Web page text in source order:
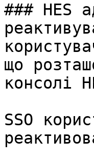
### HES
що
консолі
SSO